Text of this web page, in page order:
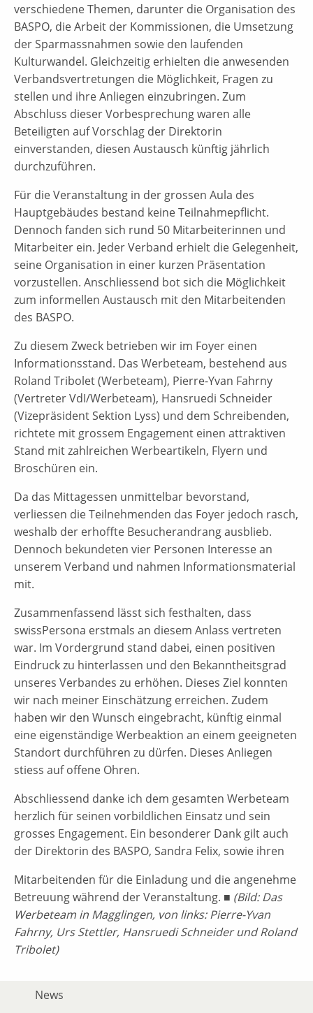
verschiedene Themen, darunter die Organisation des
BASPO, die Arbeit der Kommissionen, die Umsetzung
der Sparmassnahmen sowie den laufenden
Kulturwandel. Gleichzeitig erhielten die anwesenden
Verbandsvertretungen die Möglichkeit, Fragen zu
stellen und ihre Anliegen einzubringen. Zum
Abschluss dieser Vorbesprechung waren alle
Beteiligten auf Vorschlag der Direktorin
einverstanden, diesen Austausch künftig jährlich
durchzuführen.
Für die Veranstaltung in der grossen Aula des
Hauptgebäudes bestand keine Teilnahmepflicht.
Dennoch fanden sich rund 50 Mitarbeiterinnen und
Mitarbeiter ein. Jeder Verband erhielt die Gelegenheit,
seine Organisation in einer kurzen Präsentation
vorzustellen. Anschliessend bot sich die Möglichkeit
zum informellen Austausch mit den Mitarbeitenden
des BASPO.
Zu diesem Zweck betrieben wir im Foyer einen
Informationsstand. Das Werbeteam, bestehend aus
Roland Tribolet (Werbeteam), Pierre-Yvan Fahrny
(Vertreter VdI/Werbeteam), Hansruedi Schneider
(Vizepräsident Sektion Lyss) und dem Schreibenden,
richtete mit grossem Engagement einen attraktiven
Stand mit zahlreichen Werbeartikeln, Flyern und
Broschüren ein.
Da das Mittagessen unmittelbar bevorstand,
verliessen die Teilnehmenden das Foyer jedoch rasch,
weshalb der erhoffte Besucherandrang ausblieb.
Dennoch bekundeten vier Personen Interesse an
unserem Verband und nahmen Informationsmaterial
mit.
Zusammenfassend lässt sich festhalten, dass
swissPersona erstmals an diesem Anlass vertreten
war. Im Vordergrund stand dabei, einen positiven
Eindruck zu hinterlassen und den Bekanntheitsgrad
unseres Verbandes zu erhöhen. Dieses Ziel konnten
wir nach meiner Einschätzung erreichen. Zudem
haben wir den Wunsch eingebracht, künftig einmal
eine eigenständige Werbeaktion an einem geeigneten
Standort durchführen zu dürfen. Dieses Anliegen
stiess auf offene Ohren.
Abschliessend danke ich dem gesamten Werbeteam
herzlich für seinen vorbildlichen Einsatz und sein
grosses Engagement. Ein besonderer Dank gilt auch
der Direktorin des BASPO, Sandra Felix, sowie ihren
Mitarbeitenden für die Einladung und die angenehme
Betreuung während der Veranstaltung. ■ (Bild: Das
Werbeteam in Magglingen, von links: Pierre-Yvan
Fahrny, Urs Stettler, Hansruedi Schneider und Roland
Tribolet)
News